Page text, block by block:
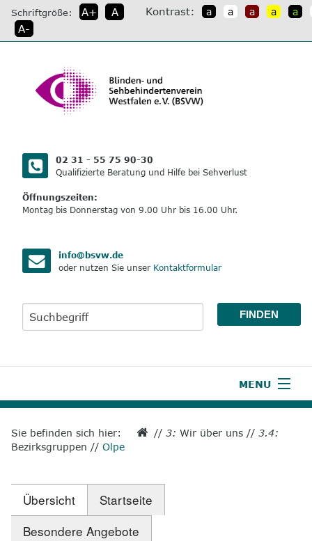
direkt
zum
Inhalt
Schriftgröße: A+
A
A-
Kontrast: a a a a a
02 31 - 55 75 90-30
Qualifizierte Beratung und Hilfe bei Sehverlust
Öffnungszeiten:
Montag bis Donnerstag von 9.00 Uhr bis 16.00 Uhr.
info@bsvw.de
oder nutzen Sie unser Kontaktformular
MENU
2
Aktuelles
3
Wir über uns
4
Unsere Leistungen
Sie befinden sich hier: //3:Wir über uns //3.4:
Bezirksgruppen //Olpe
Übersicht
Startseite
Besondere Angebote